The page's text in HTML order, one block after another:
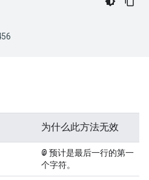
为什么此方法无效
@ 预计是最后一行的第一
个字符。